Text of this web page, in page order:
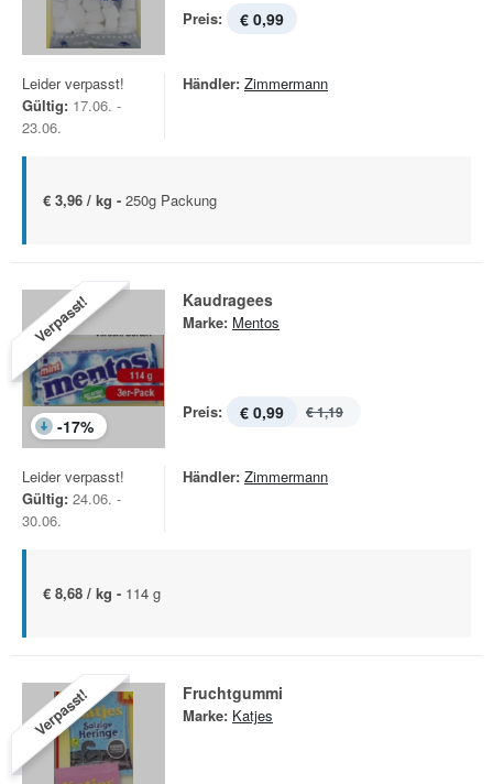
Preis: € 0,99
Leider verpasst!
Gültig: 17.06. -
23.06.
Händler: Zimmermann
€ 3,96 / kg - 250g Packung
Verpasst!
-17%
Kaudragees
Marke: Mentos
Preis: € 0,99 € 1,19
Leider verpasst!
Gültig: 24.06. -
30.06.
Händler: Zimmermann
€ 8,68 / kg - 114 g
Verpasst! Fruchtgummi
Marke: Katjes